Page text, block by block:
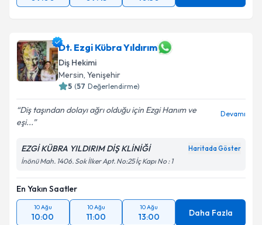
Dt. Ezgi Kübra Yıldırım
Diş Hekimi
Mersin, Yenişehir
5 (57 Değerlendirme)
Diş taşından dolayı ağrı olduğu için Ezgi Hanım ve
eşi...
Devamı
EZGİ KÜBRA YILDIRIM DİŞ KLİNİĞİ Haritada Göster
İnönü Mah. 1406. Sok İlker Apt. No:25 İç Kapı No : 1
En Yakın Saatler
10 Ağu
10:00
10 Ağu
11:00
10 Ağu
13:00 Daha Fazla